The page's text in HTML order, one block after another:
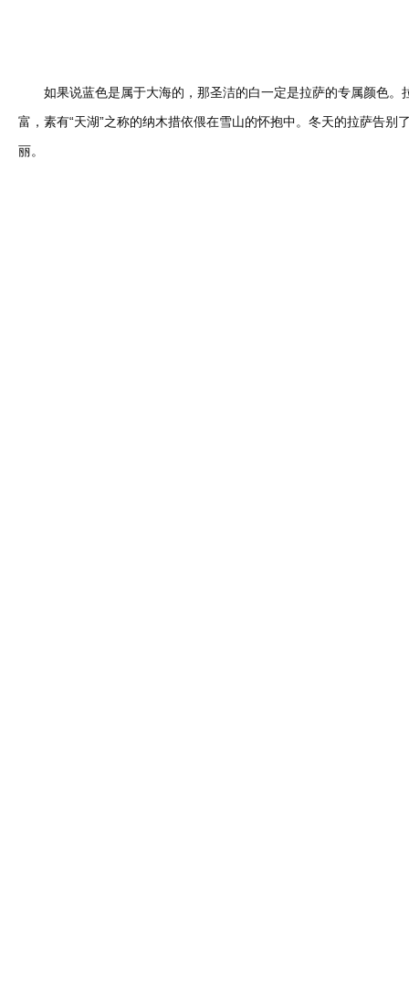
如果说蓝色是属于大海的，那圣洁的白一定是拉萨的专属颜色。
富，素有“天湖”之称的纳木措依偎在雪山的怀抱中。冬天的拉萨告
丽。